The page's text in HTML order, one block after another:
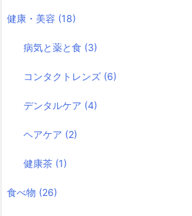
健康・美容 (18)
病気と薬と食 (3)
コンタクトレンズ (6)
デンタルケア (4)
ヘアケア (2)
健康茶 (1)
食べ物 (26)